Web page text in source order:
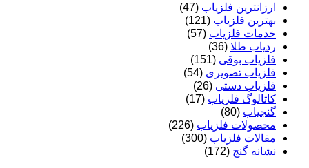
ارزانترین فلزیاب (47)
بهترین فلزیاب (121)
خدمات فلزیاب (57)
ردیاب طلا (36)
فلزیاب بوقی (151)
فلزیاب تصویری (54)
فلزیاب دستی (26)
کاتالوگ فلزیاب (17)
گنجیاب (80)
محصولات فلزیاب (226)
مقالات فلزیاب (300)
نشانه گنج (172)